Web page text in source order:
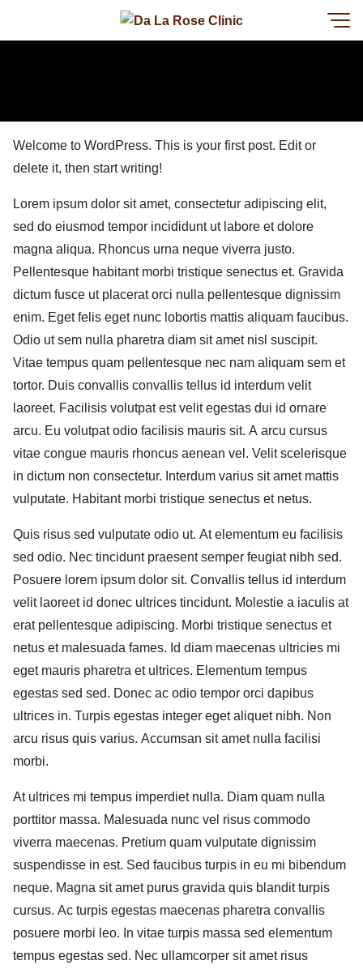
Welcome to WordPress. This is your first post. Edit or
delete it, then start writing!
Lorem ipsum dolor sit amet, consectetur adipiscing elit,
sed do eiusmod tempor incididunt ut labore et dolore
magna aliqua. Rhoncus urna neque viverra justo.
Pellentesque habitant morbi tristique senectus et. Gravida
dictum fusce ut placerat orci nulla pellentesque dignissim
enim. Eget felis eget nunc lobortis mattis aliquam faucibus.
Odio ut sem nulla pharetra diam sit amet nisl suscipit.
Vitae tempus quam pellentesque nec nam aliquam sem et
tortor. Duis convallis convallis tellus id interdum velit
laoreet. Facilisis volutpat est velit egestas dui id ornare
arcu. Eu volutpat odio facilisis mauris sit. A arcu cursus
vitae congue mauris rhoncus aenean vel. Velit scelerisque
in dictum non consectetur. Interdum varius sit amet mattis
vulputate. Habitant morbi tristique senectus et netus.
Quis risus sed vulputate odio ut. At elementum eu facilisis
sed odio. Nec tincidunt praesent semper feugiat nibh sed.
Posuere lorem ipsum dolor sit. Convallis tellus id interdum
velit laoreet id donec ultrices tincidunt. Molestie a iaculis at
erat pellentesque adipiscing. Morbi tristique senectus et
netus et malesuada fames. Id diam maecenas ultricies mi
eget mauris pharetra et ultrices. Elementum tempus
egestas sed sed. Donec ac odio tempor orci dapibus
ultrices in. Turpis egestas integer eget aliquet nibh. Non
arcu risus quis varius. Accumsan sit amet nulla facilisi
morbi.
At ultrices mi tempus imperdiet nulla. Diam quam nulla
porttitor massa. Malesuada nunc vel risus commodo
viverra maecenas. Pretium quam vulputate dignissim
suspendisse in est. Sed faucibus turpis in eu mi bibendum
neque. Magna sit amet purus gravida quis blandit turpis
cursus. Ac turpis egestas maecenas pharetra convallis
posuere morbi leo. In vitae turpis massa sed elementum
tempus egestas sed. Nec ullamcorper sit amet risus